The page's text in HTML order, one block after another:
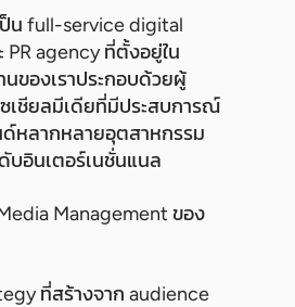
น full-service digital
PR agency ที่ตั้งอยู่ใน
ของเราประกอบด้วยผู้
เชียลมีเดียที่มีประสบการณ์
หลากหลายอุตสาหกรรม
ดับอินเตอร์เนชั่นแนล
Management ของ
ที่สร้างจาก audience